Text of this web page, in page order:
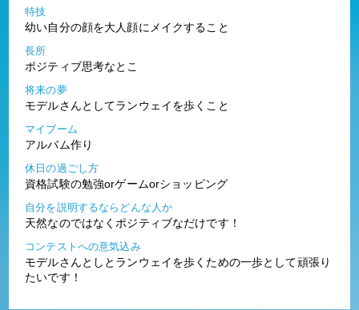
特技
幼い自分の顔を大人顔にメイクすること
長所
ポジティブ思考なとこ
将来の夢
モデルさんとしてランウェイを歩くこと
マイブーム
アルバム作り
休日の過ごし方
資格試験の勉強orゲームorショッピング
自分を説明するならどんな人か
天然なのではなくポジティブなだけです！
コンテストへの意気込み
モデルさんとしとランウェイを歩くための一歩として頑張り
たいです！